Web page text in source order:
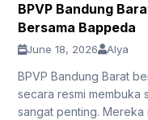
BPVP Bandung
Bersama Bappeda
June 18, 2026 Alya
BPVP Bandung Barat
secara resmi membuka
sangat penting. Mereka